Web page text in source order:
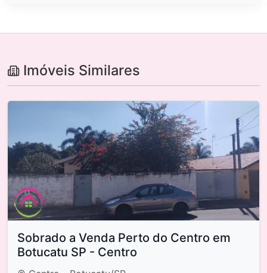
Imóveis Similares
Sobrado a Venda Perto do Centro em
Botucatu SP - Centro